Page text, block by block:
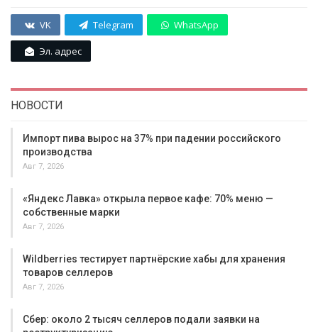
VK Telegram WhatsApp
Эл. адрес
НОВОСТИ
Импорт пива вырос на 37% при падении российского
производства
Авг 7, 2026
«Яндекс Лавка» открыла первое кафе: 70% меню —
собственные марки
Авг 7, 2026
Wildberries тестирует партнёрские хабы для хранения
товаров селлеров
Авг 7, 2026
Сбер: около 2 тысяч селлеров подали заявки на